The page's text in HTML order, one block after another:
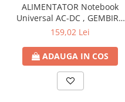
Perforatoare
Suporturi pentru birou
Caiete si blocuri de desen
Coperti pentru caiete si carti
Tempera, guase si acuarele
ALIMENTATOR Notebook
Universal AC-DC , GEMBIRD
, 90W - tensiuni
DC la 4.5 A max , protectie
la supratensiuni Cod
Produs: NPA-AC1D
159,02 Lei
ADAUGA IN COS